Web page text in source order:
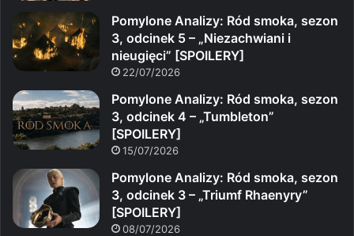
Pomylone Analizy: Ród smoka, sezon
3, odcinek 5 – „Niezachwiani i
nieugięci” [SPOILERY]
22/07/2026
Pomylone Analizy: Ród smoka, sezon
3, odcinek 4 – „Tumbleton”
[SPOILERY]
15/07/2026
Pomylone Analizy: Ród smoka, sezon
3, odcinek 3 – „Triumf Rhaenyry”
[SPOILERY]
08/07/2026